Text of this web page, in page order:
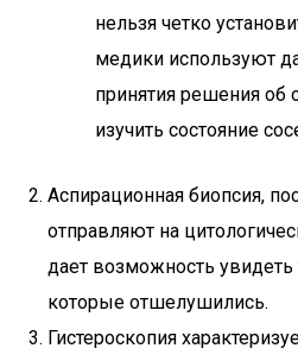
нельзя четко
медики используют
принятия решения об
изучить состояние
Аспирационная биопсия,
отправляют на
дает возможность
которые отшелушились.
Гистероскопия